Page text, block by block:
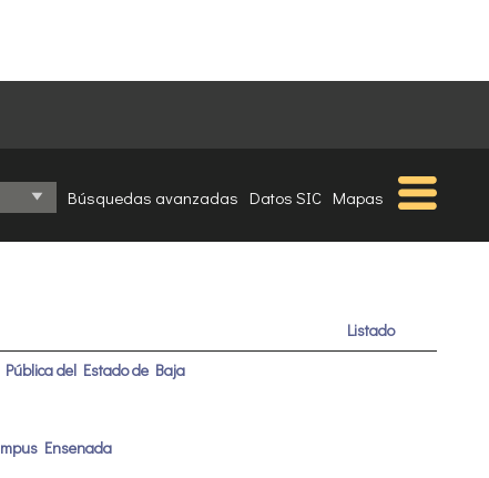
Búsquedas avanzadas Datos SIC Mapas
Listado
del Estado de Baja
Ensenada